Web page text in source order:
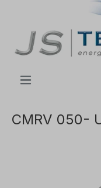
CMRV 050-